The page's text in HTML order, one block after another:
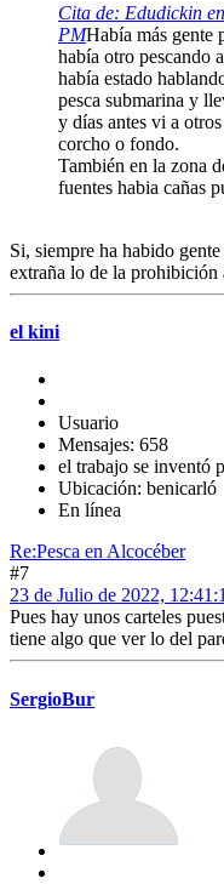
Cita de: Edudickin
PMHabía más gente
había otro pescando
había estado
pesca submarina y
y días antes vi a
corcho o fondo.
También en la zona
fuentes habia cañas
Si, siempre ha habido
extraña lo de la prohibición
el kini
Usuario
Mensajes: 658
el trabajo se inventó
Ubicación: benicarló
En línea
Re:Pesca en Alcocéber
#7
23 de Julio de 2022,
Pues hay unos carteles
tiene algo que ver lo del
SergioBur